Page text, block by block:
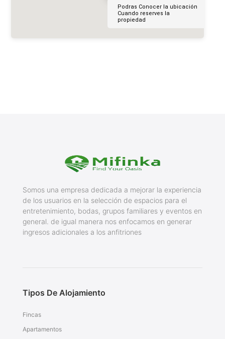
Podras Conocer la ubicación
Cuando reserves la
propiedad
Somos una empresa dedicada a mejorar la experiencia
de los usuarios en la selección de espacios para el
entretenimiento, bodas, grupos familiares y eventos en
general. de igual manera nos enfocamos en generar
ingresos adicionales a los anfitriones
Tipos De Alojamiento
Fincas
Apartamentos